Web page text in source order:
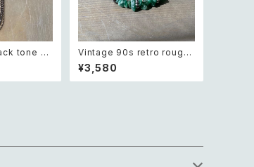
tone ch
ロ ユーズ
ック チェ
ス
Vintage 90s retro rough
cut green aventurine bra
celet レトロ ヴィンテージ ア
クセサリー 天然石 ラフカット
¥3,580